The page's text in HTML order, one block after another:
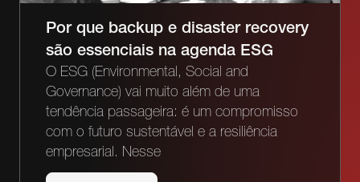
Por que backup e disaster recovery
são essenciais na agenda ESG
O ESG (Environmental, Social and
Governance) vai muito além de uma
tendência passageira: é um compromisso
com o futuro sustentável e a resiliência
empresarial. Nesse